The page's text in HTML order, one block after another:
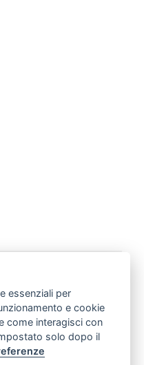
essenziali per
e cookie
come interagisci con
solo dopo il